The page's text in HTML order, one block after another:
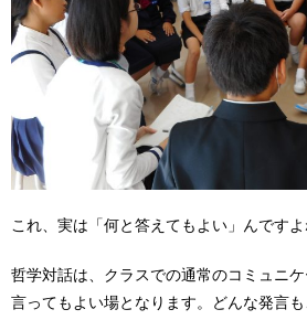
これ、実は「何と答えてもよい」んですよ
哲学対話は、クラスでの通常のコミュニ
言ってもよい場となります。どんな発言